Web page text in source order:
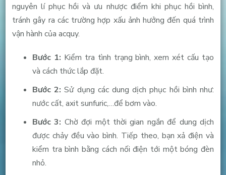
nguyên lí phục hồi và ưu nhược điểm khi phục hồi bình,
tránh gây ra các trường hợp xấu ảnh hưởng đến quá trình
vận hành của acquy.
Bước 1: Kiểm tra tình trạng bình, xem xét cấu tạo
và cách thức lắp đặt.
Bước 2: Sử dụng các dung dịch phục hồi bình như:
nước cất, axit sunfuric,…để bơm vào.
Bước 3: Chờ đợi một thời gian ngắn để dung dịch
được chảy đều vào bình. Tiếp theo, bạn xả điện và
kiểm tra bình bằng cách nối điện tới một bóng đèn
nhỏ.